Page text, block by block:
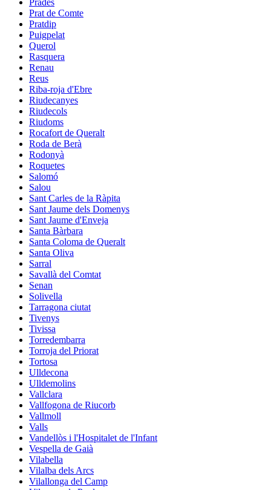
Prat de Comte
Pratdip
Puigpelat
Querol
Rasquera
Renau
Reus
Riba-roja d'Ebre
Riudecanyes
Riudecols
Riudoms
Rocafort de Queralt
Roda de Berà
Rodonyà
Roquetes
Salomó
Salou
Sant Carles de la Ràpita
Sant Jaume dels Domenys
Sant Jaume d'Enveja
Santa Bàrbara
Santa Coloma de Queralt
Santa Oliva
Sarral
Savallà del Comtat
Senan
Solivella
Tarragona ciutat
Tivenys
Tivissa
Torredembarra
Torroja del Priorat
Tortosa
Ulldecona
Ulldemolins
Vallclara
Vallfogona de Riucorb
Vallmoll
Valls
Vandellòs i l'Hospitalet de l'Infant
Vespella de Gaià
Vilabella
Vilalba dels Arcs
Vilallonga del Camp